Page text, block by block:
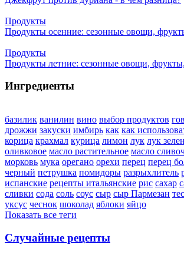
Продукты
Продукты осенние: сезонные овощи,
Продукты
Продукты летние: сезонные овощи,
Ингредиенты
базилик ванилин вино выбор продуктов
дрожжи закуски имбирь как как
корица крахмал курица лимон лук лук
оливковое масло растительное масло
морковь мука орегано орехи перец перец
черный петрушка помидоры разрыхлитель
испанские рецепты итальянские рис сахар
сливки сода соль соус сыр сыр Пармезан
уксус чеснок шоколад яблоки яйцо
Показать все теги
Случайные рецепты